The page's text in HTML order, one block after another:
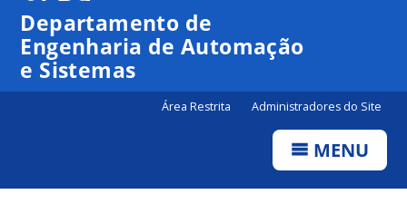
Departamento de
Engenharia de Automação
e Sistemas
Área Restrita Administradores do Site
MENU